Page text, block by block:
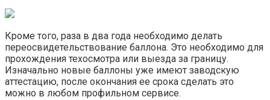
Кроме того, раза в два года необходимо делать
переосвидетельствование баллона. Это необходимо для
прохождения техосмотра или выезда за границу.
Изначально новые баллоны уже имеют заводскую
аттестацию, после окончания ее срока сделать это
можно в любом профильном сервисе.